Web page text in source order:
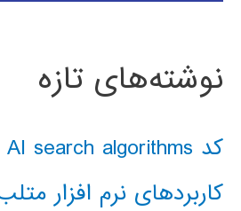
نوشته‌های تازه
کد classical AI search algorithms
کاربردهای نرم افزار